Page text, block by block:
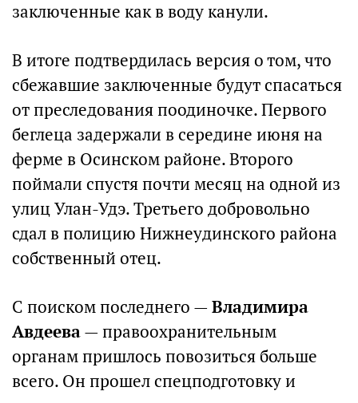
заключенные как в воду канули.
В итоге подтвердилась версия о том, что
сбежавшие заключенные будут спасаться
от преследования поодиночке. Первого
беглеца задержали в середине июня на
ферме в Осинском районе. Второго
поймали спустя почти месяц на одной из
улиц Улан-Удэ. Третьего добровольно
сдал в полицию Нижнеудинского района
собственный отец.
С поиском последнего —Владимира
Авдеева— правоохранительным
органам пришлось повозиться больше
всего. Он прошел спецподготовку и